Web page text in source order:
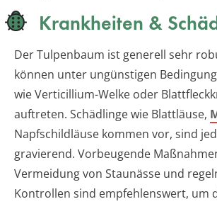
Krankheiten &
Der Tulpenbaum ist generell sehr
können unter ungünstigen
wie Verticillium-Welke oder
auftreten. Schädlinge wie Blattläuse,
Napfschildläuse kommen vor, sind
gravierend. Vorbeugende
Vermeidung von Staunässe und
Kontrollen sind empfehlenswert, um